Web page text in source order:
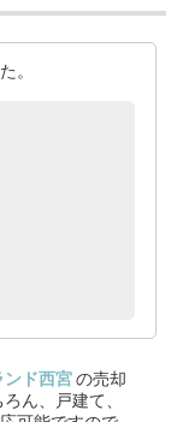
。
ンド西宮 の売却
ろん、戸建て、